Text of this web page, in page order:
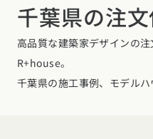
R+houseについて
R+houseについて
性能
全国の工務店を探す
北海道・東北エリア
施工事例
千葉県の注
高品質な建築家デザインの
R+house。
千葉県の施工事例、モデルハ